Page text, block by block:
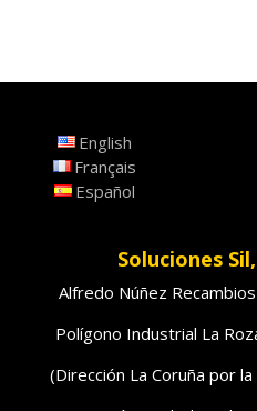
English
Français
Español
Soluciones
Alfredo Núñez
Polígono Industrial La
(Dirección La Coruña por